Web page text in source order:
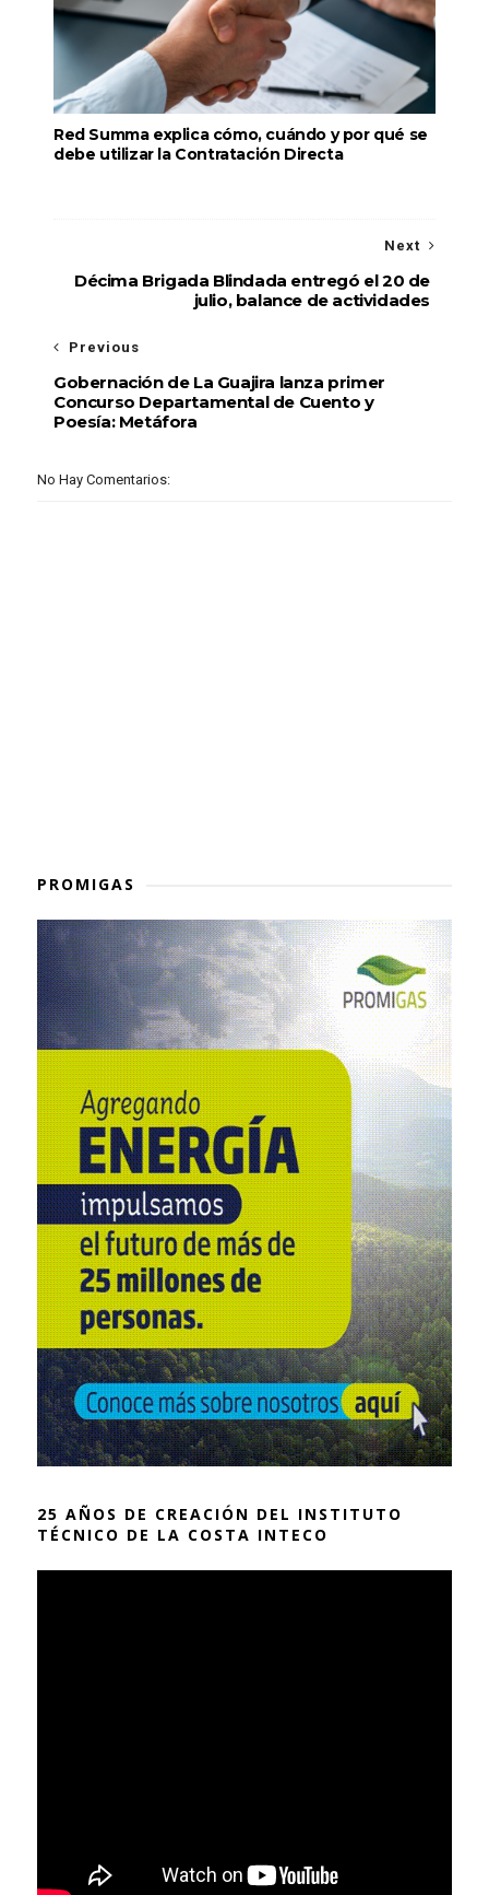
Red Summa explica cómo, cuándo y por qué se
debe utilizar la Contratación Directa
Next
Décima Brigada Blindada entregó el 20 de
julio, balance de actividades
Previous
Gobernación de La Guajira lanza primer
Concurso Departamental de Cuento y
Poesía: Metáfora
No Hay Comentarios:
PROMIGAS
25 AÑOS DE CREACIÓN DEL INSTITUTO
TÉCNICO DE LA COSTA INTECO